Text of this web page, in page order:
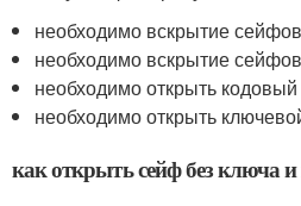
необходимо вскрытие
необходимо вскрытие
необходимо открыть
необходимо открыть
как открыть сейф без ключа